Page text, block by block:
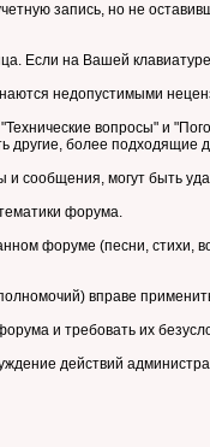
запись, но не
на Вашей
недопустимыми
вопросы" и
другие, более подходящие
сообщения, могут быть
форума.
форуме (песни, стихи,
вправе
и требовать их
действий